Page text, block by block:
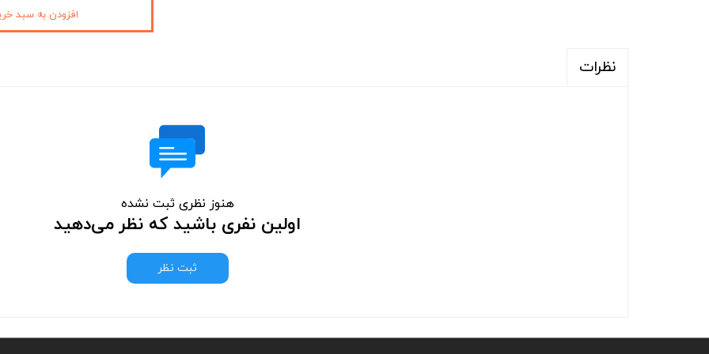
افزودن به سبد
نظرات
هنوز نظری ثبت نشده
اولین نفری باشید که نظر می‌دهید
ثبت نظر